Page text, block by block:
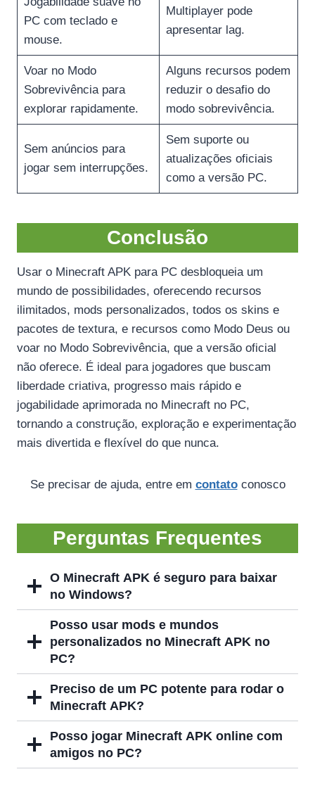
PC com teclado e
mouse.
Multiplayer pode
apresentar lag.
Voar no Modo
Sobrevivência para
explorar rapidamente.
Alguns recursos podem
reduzir o desafio do
modo sobrevivência.
Sem anúncios para
jogar sem interrupções.
Sem suporte ou
atualizações oficiais
como a versão PC.
Conclusão
Usar o Minecraft APK para PC desbloqueia um
mundo de possibilidades, oferecendo recursos
ilimitados, mods personalizados, todos os skins e
pacotes de textura, e recursos como Modo Deus ou
voar no Modo Sobrevivência, que a versão oficial
não oferece. É ideal para jogadores que buscam
liberdade criativa, progresso mais rápido e
jogabilidade aprimorada no Minecraft no PC,
tornando a construção, exploração e experimentação
mais divertida e flexível do que nunca.
Se precisar de ajuda, entre em contatoconosco
Perguntas Frequentes
O Minecraft APK é seguro para baixar
no Windows?
Posso usar mods e mundos
personalizados no Minecraft APK no
PC?
Preciso de um PC potente para rodar o
Minecraft APK?
Posso jogar Minecraft APK online com
amigos no PC?